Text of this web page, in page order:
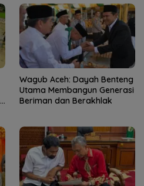
Wagub Aceh: Dayah Benteng
Utama Membangun Generasi
Beriman dan Berakhlak